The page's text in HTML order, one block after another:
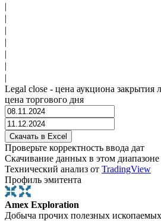
|
|
|
|
|
|
|
Legal close - цена аукциона закрытия
цена торгового дня
Проверьте корректность ввода дат
Скачивание данных в этом
Технический анализ от TradingView
Профиль эмитента
Amex Exploration
Добыча прочих полезных